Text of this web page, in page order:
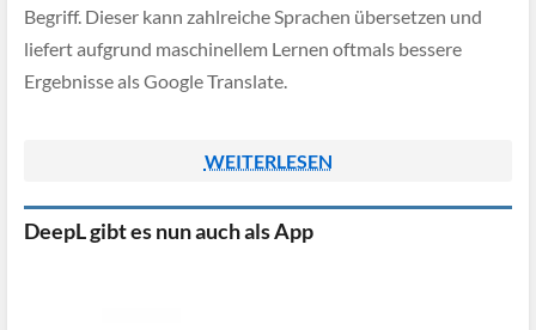
Begriff. Dieser kann zahlreiche Sprachen übersetzen und
liefert aufgrund maschinellem Lernen oftmals bessere
Ergebnisse als Google Translate.
WEITERLESEN
DeepL gibt es nun auch als App